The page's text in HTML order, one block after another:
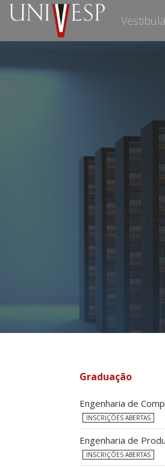
Graduação
Engenharia de
INSCRIÇÕES ABERTAS
Engenharia de
INSCRIÇÕES ABERTAS